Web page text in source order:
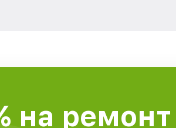
на ремонт